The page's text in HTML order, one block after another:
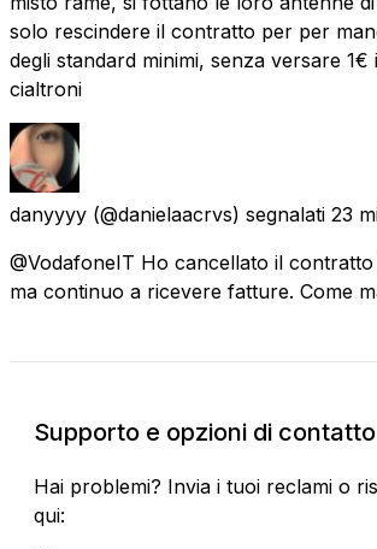
solo rescindere il contratto per per
degli standard minimi, senza versare 1€
cialtroni
danyyyy (@danielaacrvs) segnalati 23
@VodafoneIT Ho cancellato il
ma continuo a ricevere fatture. Come
Supporto e opzioni di contatto
Hai problemi? Invia i tuoi reclami o
qui: